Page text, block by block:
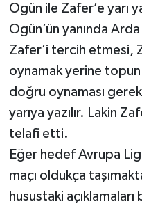
Ogün ile Zafer’e yarı
Ogün’ün yanında
Zafer’i tercih etmesi,
oynamak yerine
doğru oynaması
yarıya yazılır. Lakin
telafi etti.
Eğer hedef Avrupa
maçı oldukça
husustaki